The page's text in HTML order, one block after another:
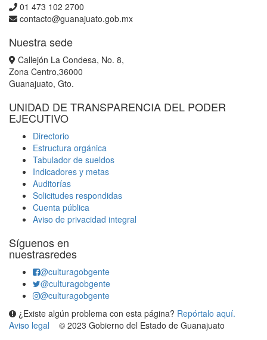
01 473 102 2700
contacto@guanajuato.gob.mx
Nuestra sede
Callejón La Condesa, No. 8,
Zona Centro,36000
Guanajuato, Gto.
UNIDAD DE TRANSPARENCIA DEL PODER
EJECUTIVO
Directorio
Estructura orgánica
Tabulador de sueldos
Indicadores y metas
Auditorías
Solicitudes respondidas
Cuenta pública
Aviso de privacidad integral
Síguenos en
nuestrasredes
@culturagobgente
@culturagobgente
@culturagobgente
¿Existe algún problema con esta página? Repórtalo aquí.
Aviso legal
© 2023 Gobierno del Estado de Guanajuato